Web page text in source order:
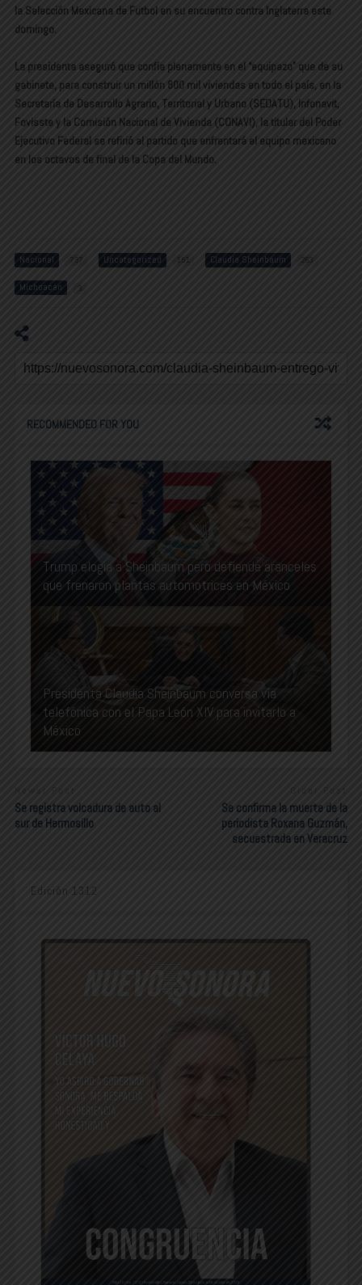
la Selección Mexicana de Futbol en su encuentro contra Inglaterra este
domingo.
La presidenta aseguró que confía plenamente en el “equipazo” que de su
gabinete, para construir un millón 800 mil viviendas en todo el país, en la
Secretaría de Desarrollo Agrario, Territorial y Urbano (SEDATU), Infonavit,
Fovisste y la Comisión Nacional de Vivienda (CONAVI), la titular del Poder
Ejecutivo Federal se refirió al partido que enfrentará el equipo mexicano
en los octavos de final de la Copa del Mundo.
Nacional 797 Uncategorized 151 Claudia Sheinbaum 263
Michoacán 3
RECOMMENDED FOR YOU
Trump elogia a Sheinbaum pero defiende aranceles
que frenaron plantas automotrices en México
Presidenta Claudia Sheinbaum conversa vía
telefónica con el Papa León XIV para invitarlo a
México
Newer Post
Se registra volcadura de auto al
sur de Hermosillo
Older Post
Se confirma la muerte de la
periodista Roxana Guzmán,
secuestrada en Veracruz
Edición 1312